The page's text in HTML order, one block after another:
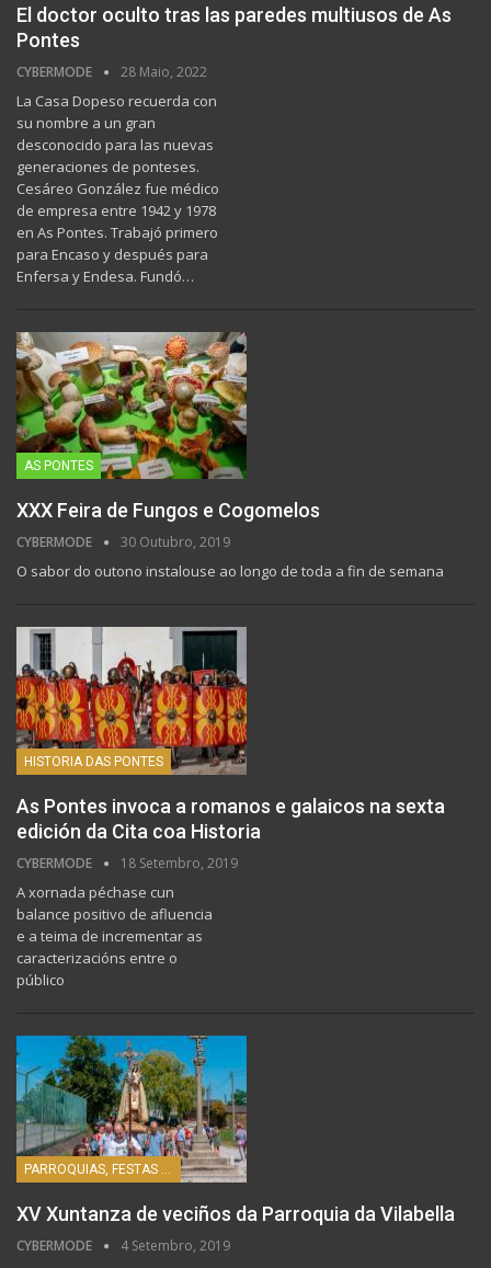
El doctor oculto tras las paredes multiusos de As
Pontes
CYBERMODE 28 Maio, 2022
La Casa Dopeso recuerda con
su nombre a un gran
desconocido para las nuevas
generaciones de ponteses.
Cesáreo González fue médico
de empresa entre 1942 y 1978
en As Pontes. Trabajó primero
para Encaso y después para
Enfersa y Endesa. Fundó…
AS PONTES
XXX Feira de Fungos e Cogomelos
CYBERMODE 30 Outubro, 2019
O sabor do outono instalouse ao longo de toda a fin de semana
HISTORIA DAS PONTES
As Pontes invoca a romanos e galaicos na sexta
edición da Cita coa Historia
CYBERMODE 18 Setembro, 2019
A xornada péchase cun
balance positivo de afluencia
e a teima de incrementar as
caracterizacións entre o
público
PARROQUIAS, FESTAS E HISTORIA
XV Xuntanza de veciños da Parroquia da Vilabella
CYBERMODE 4 Setembro, 2019